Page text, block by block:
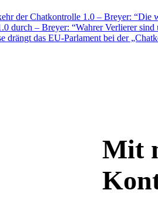
der Chatkontrolle 1.0 – Breyer: “Die
durch – Breyer: “Wahrer Verlierer sind
drängt das EU-Parlament bei der
Mit